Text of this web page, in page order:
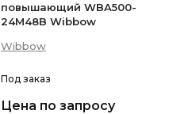
повышающий WBA500-
24M48B Wibbow
Wibbow
Под заказ
Цена по запросу